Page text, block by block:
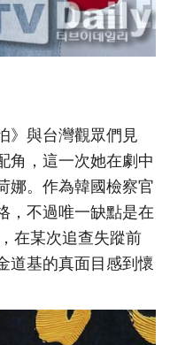
》與台灣觀眾們見
角，這一次她在劇中
娜。作為韓國檢察官
，不過唯一缺點是在
在某次追查失蹤前
道基的真面目感到懷